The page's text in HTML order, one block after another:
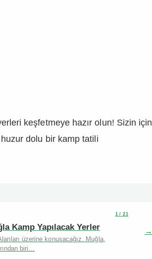
keşfetmeye hazır olun! Sizin için
dolu bir kamp tatili
1 / 21
Kamp Yapılacak Yerler
üzerine konuşacağız. Muğla,
biri…
→